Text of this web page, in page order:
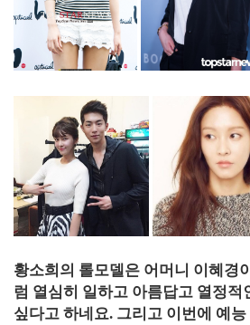
황소희의 롤모델은 어머니 이혜경
럼 열심히 일하고 아름답고 열정적
싶다고 하네요. 그리고 이번에 예